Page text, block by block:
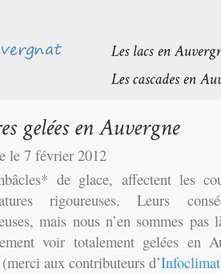
le 7 février 2012
de glace, affectent les
rigoureuses. Leurs
mais nous n’en sommes
voir totalement gelées en
aux contributeurs d’Infoclimat